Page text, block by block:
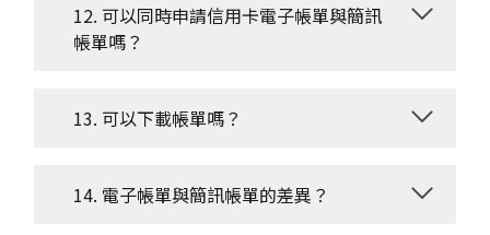
12. 可以同時申請信用卡電子帳單與簡訊
帳單嗎？
13. 可以下載帳單嗎？
14. 電子帳單與簡訊帳單的差異？